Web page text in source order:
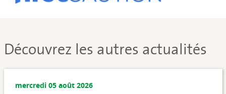
Découvrez les autres actualités
mercredi 05 août 2026